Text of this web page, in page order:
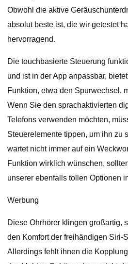
Obwohl die aktive
absolut beste ist, die wir getestet
hervorragend.
Die touchbasierte Steuerung
und ist in der App anpassbar,
Funktion, etwa den Spurwechsel,
Wenn Sie den sprachaktivierten
Telefons verwenden möchten,
Steuerelemente tippen, um ihn zu
wartet nicht immer auf ein
Funktion wirklich wünschen,
unserer ebenfalls tollen Optionen
Werbung
Diese Ohrhörer klingen großartig,
den Komfort der freihändigen Siri-
Allerdings fehlt ihnen die